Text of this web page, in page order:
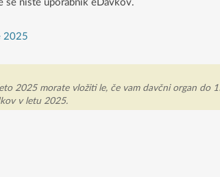
še niste uporabnik eDavkov.
2025
2025 morate vložiti le, če vam davčni organ
v letu 2025.